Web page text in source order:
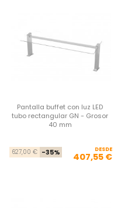
Pantalla buffet con luz LED
tubo rectangular GN - Grosor
40 mm
627,00 € -35% DESDE
407,55 €